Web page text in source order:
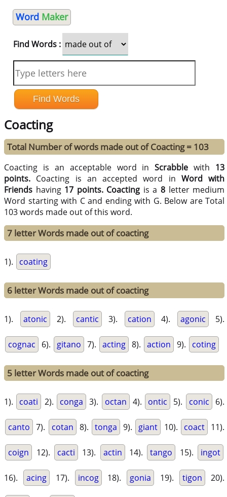
Word Maker
Find Words :
Coacting
Total Number of words made out of Coacting = 103
Coacting is an acceptable word inScrabble with 13
points. Coacting is an accepted word in Word with
Friends having 17 points. Coacting is a 8letter medium
Word starting with C and ending with G. Below are Total
103 words made out of this word.
7 letter Words made out of coacting
1). coating
6 letter Words made out of coacting
1). atonic 2). cantic 3). cation 4). agonic 5).
cognac 6). gitano 7). acting 8). action 9). coting
5 letter Words made out of coacting
1). coati 2). conga 3). octan 4). ontic 5). conic 6).
canto 7). cotan 8). tonga 9). giant 10). coact 11).
coign 12). cacti 13). actin 14). tango 15). ingot
16). acing 17). incog 18). gonia 19). tigon 20).